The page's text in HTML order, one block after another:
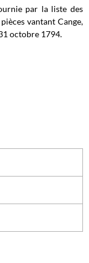
par la liste des
vantant Cange,
octobre 1794.